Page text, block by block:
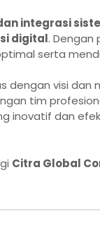
integrasi
digital. Dengan
serta
dengan visi
tim
inovatif dan
Citra Global